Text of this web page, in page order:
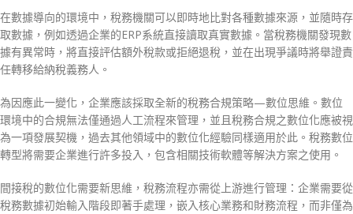
在數據導向的環境中，稅務機關可以即時地比對各種數據來源，並隨時存
取數據，例如透過企業的ERP系統直接讀取真實數據。當稅務機關發現數
據有異常時，將直接評估額外稅款或拒絕退稅，並在出現爭議時將舉證責
任轉移給納稅義務人。
為因應此一變化，企業應該採取全新的稅務合規策略—數位思維。數位
環境中的合規無法僅通過人工流程來管理，並且稅務合規之數位化應被視
為一項發展契機，過去其他領域中的數位化經驗同樣適用於此。稅務數位
轉型將需要企業進行許多投入，包含相關技術軟體等解決方案之使用。
間接稅的數位化需要新思維，稅務流程亦需從上游進行管理：企業需要從
稅務數據初始輸入階段即著手處理，嵌入核心業務和財務流程，而非僅為